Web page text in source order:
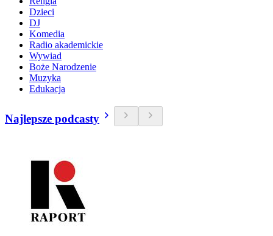
Dzieci
DJ
Komedia
Radio akademickie
Wywiad
Boże Narodzenie
Muzyka
Edukacja
Najlepsze podcasty